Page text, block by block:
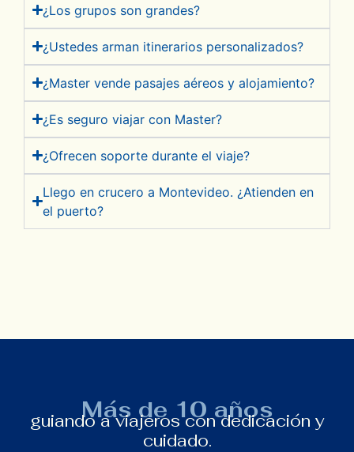
¿Los grupos son grandes?
¿Ustedes arman itinerarios personalizados?
¿Master vende pasajes aéreos y alojamiento?
¿Es seguro viajar con Master?
¿Ofrecen soporte durante el viaje?
Llego en crucero a Montevideo. ¿Atienden en
el puerto?
Más de 10 años
guiando a viajeros con dedicación y
cuidado.